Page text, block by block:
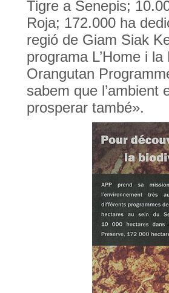
Tigre a Senepis;
Roja; 172.000 ha
regió de Giam Siak
programa L’Home i
Orangutan
sabem que l’ambient
prosperar també».